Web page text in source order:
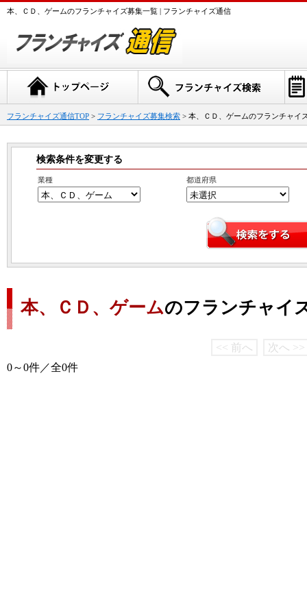
本、ＣＤ、ゲームのフランチャイズ募集一覧 | フランチャイズ通信
フランチャイズ通信TOP > フランチャイズ募集検索 > 本、ＣＤ、ゲームのフランチャイ
検索条件を変更する
業種 都道府県
本、ＣＤ、ゲームのフランチャイ
<< 前へ
次へ >>
0～0件／全0件